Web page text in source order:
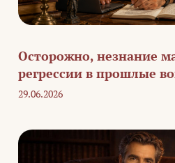
Осторожно, незнание
регрессии в прошлые
29.06.2026